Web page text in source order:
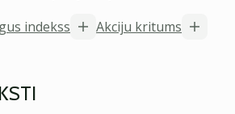
indekss Akciju kritums